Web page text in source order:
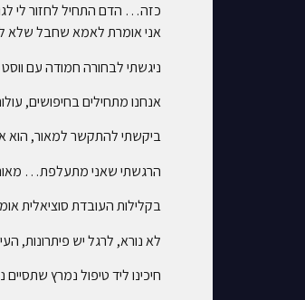
כזה… הדם התחיל לחזור לי
אני אומרת לאמא שחבל שלא
ניגשתי לבחורה חמודה עם
אנחנו מתחילים בחיפושים, עולות לקומה 4 במדרגות, אף אחד לא עונה על הקריטריונים שלך..יורדות ושוב מחפשים מי עונה על
ביקשתי להתקשר למאור, הוא
הרגשתי שאני מתעלפת… מאור לא סיפר לי,
בקלילות העובדת סוציאלית
לא נורא, לרגל יש פיתרונות,
חיכינו ליד טיפול נמרץ